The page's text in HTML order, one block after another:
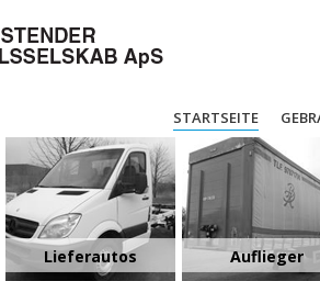
STARTSEITE
Lieferautos Auflieger